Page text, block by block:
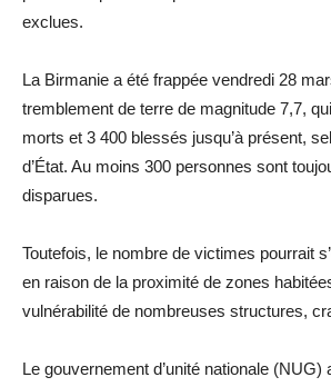
exclues.
La Birmanie a été frappée vendredi 28
tremblement de terre de magnitude 7,7,
morts et 3 400 blessés jusqu’à présent,
d’État. Au moins 300 personnes sont
disparues.
Toutefois, le nombre de victimes pourrait
en raison de la proximité de zones
vulnérabilité de nombreuses structures,
Le gouvernement d’unité nationale (NUG)